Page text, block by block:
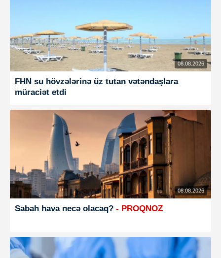
08.08.2026
FHN su hövzələrinə üz tutan vətəndaşlara
müraciət etdi
08.08.2026
Sabah hava necə olacaq? - PROQNOZ